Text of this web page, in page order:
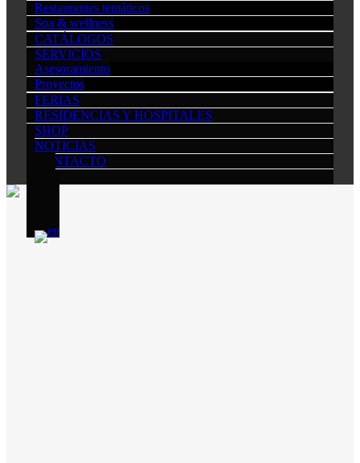
Restaurantes temáticos
Spa & wellness
CATÁLOGOS
SERVICIOS
Asesoramiento
Proyectos
FERIAS
RESIDENCIAS Y HOSPITALES
SHOP
NOTICIAS
CONTACTO